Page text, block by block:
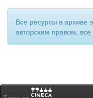
Все ресурсы в архиве
авторским правом,